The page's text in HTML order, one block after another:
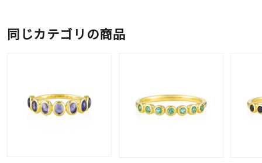
同じカテゴリの商品